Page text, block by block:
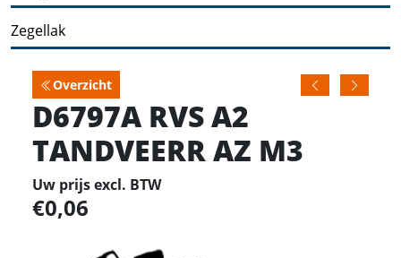
Zegellak
Overzicht
D6797A RVS A2
TANDVEERR AZ M3
Uw prijs excl. BTW
0,06